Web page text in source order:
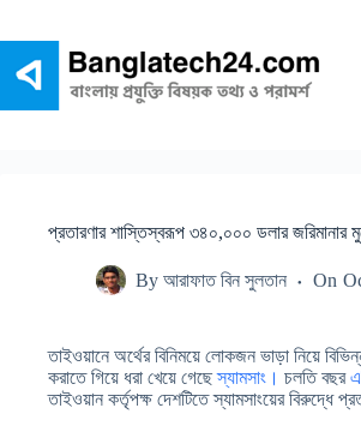
প্রতারণার শাস্তিস্বরূপ ৩৪০,০০০ ডলার জরিমানার
By আরাফাত বিন সুলতান On
তাইওয়ানে অর্থের বিনিময়ে লোকজন ভাড়া নিয়ে
করাতে গিয়ে ধরা খেয়ে গেছেস্যামসাং। চলতি বছর
তাইওয়ান কর্তৃপক্ষ দেশটিতে স্যামসাংয়ের বিরুদ্ধে